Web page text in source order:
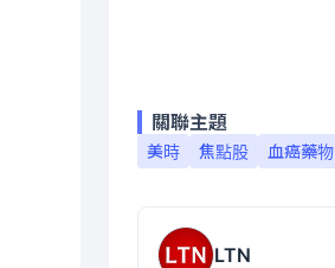
關聯主題
美時 焦點股 血癌藥物
LTN